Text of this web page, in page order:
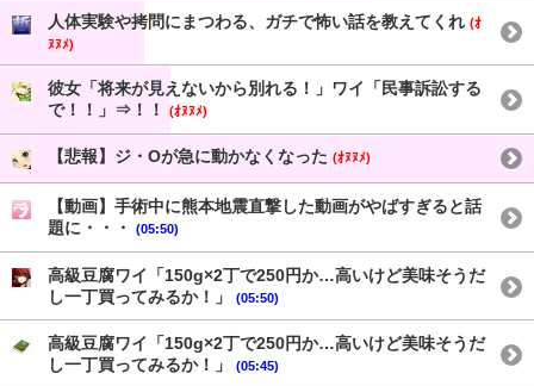
人体実験や拷問にまつわる、ガチで怖い話を教えてくれ (ｵ
ﾇﾇﾒ)
彼女「将来が見えないから別れる！」ワイ「民事訴訟する
で！！」⇒！！
(ｵﾇﾇﾒ)
【悲報】ジ・Oが急に動かなくなった (ｵﾇﾇﾒ)
【動画】手術中に熊本地震直撃した動画がやばすぎると話
題に・・・
(05:50)
高級豆腐ワイ「150g×2丁で250円か…高いけど美味そうだ
し一丁買ってみるか！」
(05:50)
高級豆腐ワイ「150g×2丁で250円か…高いけど美味そうだ
し一丁買ってみるか！」
(05:45)